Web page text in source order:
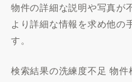
物件の詳細な説明や写真が
より詳細な情報を求め他の
す。
検索結果の洗練度不足 物